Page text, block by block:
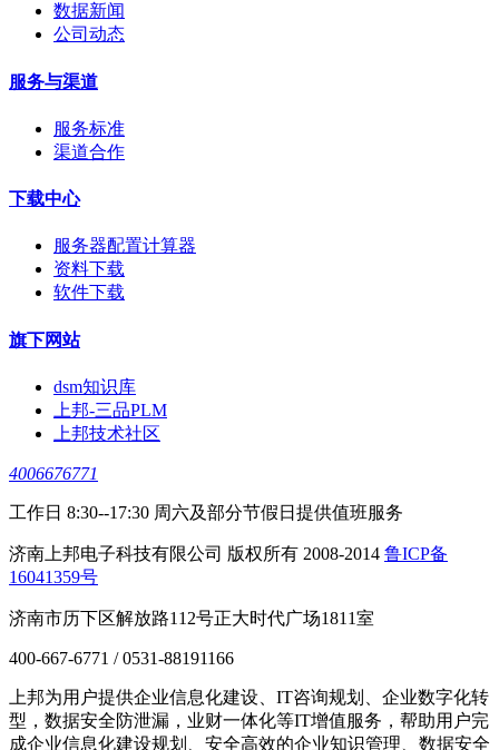
数据新闻
公司动态
服务与渠道
服务标准
渠道合作
下载中心
服务器配置计算器
资料下载
软件下载
旗下网站
dsm知识库
上邦-三品PLM
上邦技术社区
4006676771
工作日 8:30--17:30 周六及部分节假日提供值班服务
济南上邦电子科技有限公司 版权所有 2008-2014 鲁ICP备
16041359号
济南市历下区解放路112号正大时代广场1811室
400-667-6771 / 0531-88191166
上邦为用户提供企业信息化建设、IT咨询规划、企业数字化转
型，数据安全防泄漏，业财一体化等IT增值服务，帮助用户完
成企业信息化建设规划、安全高效的企业知识管理、数据安全